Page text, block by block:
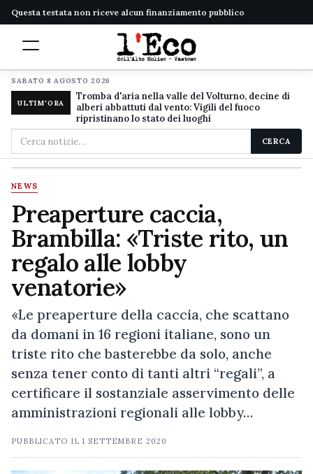
Questa testata non riceve alcun finanziamento pubblico
SABATO 8 AGOSTO 2026
ULTIM'ORA
Tromba d'aria nella valle del Volturno, decine di
alberi abbattuti dal vento: Vigili del fuoco
ripristinano lo stato dei luoghi
Cerca
nel
sito
CERCA
NEWS
Preaperture caccia,
Brambilla: «Triste rito, un
regalo alle lobby
venatorie»
«Le preaperture della caccia, che scattano
da domani in 16 regioni italiane, sono un
triste rito che basterebbe da solo, anche
senza tener conto di tanti altri “regali”, a
certificare il sostanziale asservimento delle
amministrazioni regionali alle lobby…
PUBBLICATO IL1 SETTEMBRE 2020